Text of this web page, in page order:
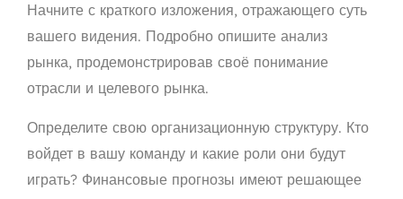
Начните с краткого изложения, отражающего суть
вашего видения. Подробно опишите анализ
рынка, продемонстрировав своё понимание
отрасли и целевого рынка.
Определите свою организационную структуру. Кто
войдет в вашу команду и какие роли они будут
играть? Финансовые прогнозы имеют решающее